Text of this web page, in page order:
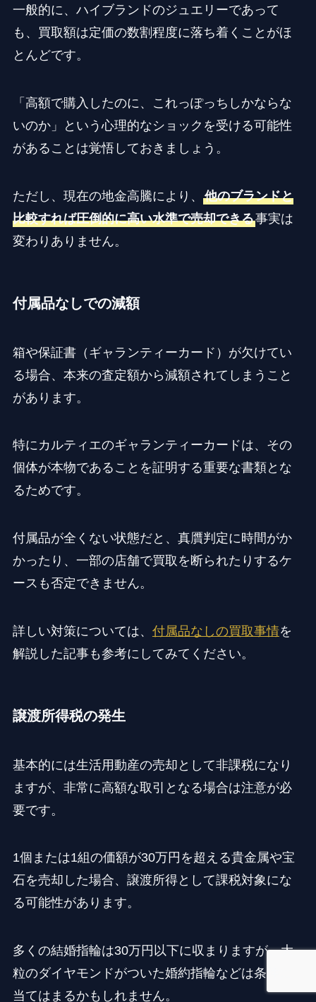
一般的に、ハイブランドのジュエリーであって
も、買取額は定価の数割程度に落ち着くことがほ
とんどです。
「高額で購入したのに、これっぽっちしかならな
いのか」という心理的なショックを受ける可能性
があることは覚悟しておきましょう。
ただし、現在の地金高騰により、 他のブランドと
比較すれば圧倒的に高い水準で売却できる事実は
変わりありません。
付属品なしでの減額
箱や保証書（ギャランティーカード）が欠けてい
る場合、本来の査定額から減額されてしまうこと
があります。
特にカルティエのギャランティーカードは、その
個体が本物であることを証明する重要な書類とな
るためです。
付属品が全くない状態だと、真贋判定に時間がか
かったり、一部の店舗で買取を断られたりするケ
ースも否定できません。
詳しい対策については、 付属品なしの買取事情を
解説した記事も参考にしてみてください。
譲渡所得税の発生
基本的には生活用動産の売却として非課税になり
ますが、非常に高額な取引となる場合は注意が必
要です。
1個または1組の価額が30万円を超える貴金属や宝
石を売却した場合、譲渡所得として課税対象にな
る可能性があります。
多くの結婚指輪は30万円以下に収まりますが、大
粒のダイヤモンドがついた婚約指輪などは条件に
当てはまるかもしれません。